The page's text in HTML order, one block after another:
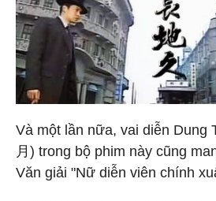
Và một lần nữa, vai diễn Dung
月) trong bộ phim này cũng
Văn giải "Nữ diễn viên chính